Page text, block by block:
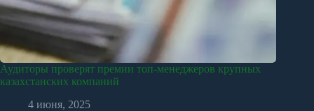
Аудиторы проверят премии топ-менеджеров крупных
казахстанских компаний
4 июня, 2025